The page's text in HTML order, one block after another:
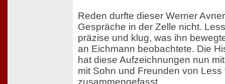
Reden durfte dieser Werner
Gespräche in der Zelle nicht.
präzise und klug, was ihn
an Eichmann beobachtete. Die
hat diese Aufzeichnungen nun
mit Sohn und Freunden von